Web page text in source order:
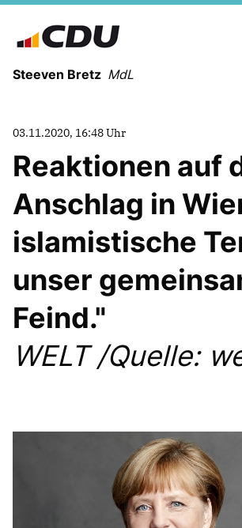
Steeven Bretz MdL
VITA
WAHLKREISBESUCHE
PRESSEFOTOS
MEIN BÜRGERBÜRO
Redebeiträge
Anträge CDU
CDU Deutschland
CDU Fraktion im
CDU Brandenburg
CDU Potsdam
03.11.2020, 16:48 Uhr
Reaktionen auf
Anschlag in
islamistische
unser
Feind."
WELT /Quelle: